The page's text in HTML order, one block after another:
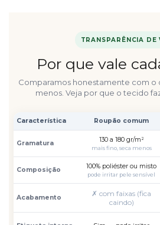
TRANSPARÊNCIA DE
Por que vale
Comparamos honestamente com o
menos. Veja por que o tecido
Característica Roupão comum
Gramatura 130 a 180 gr/m²
mais fino, seca menos
Composição 100% poliéster ou misto
pode irritar pele sensível
Acabamento
✗ com faixas (fica
caindo)